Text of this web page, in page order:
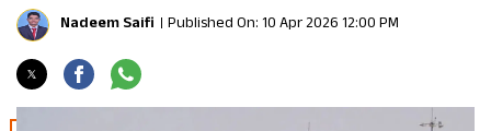
Nadeem Saifi Published On: 10 Apr 2026 12:00 PM